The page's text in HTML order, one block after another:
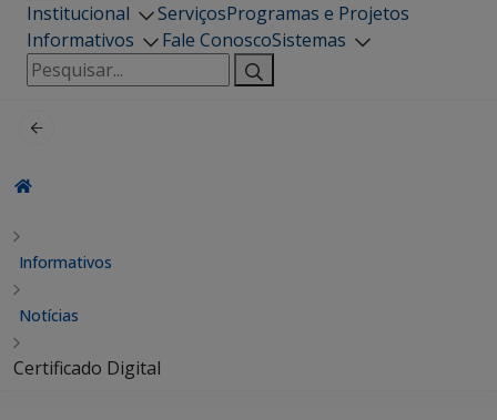
Institucional ServiçosProgramas e Projetos
Informativos
Fale ConoscoSistemas
Pesquisar
por:
Informativos
Notícias
Certificado Digital